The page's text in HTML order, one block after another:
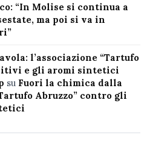
“In Molise si continua a
ma poi si va in
l’associazione “Tartufo
e gli aromi sintetici
su Fuori la chimica dalla
Abruzzo” contro gli